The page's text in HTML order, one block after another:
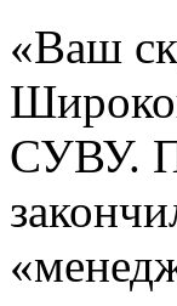
«Ваш
СУВУ.